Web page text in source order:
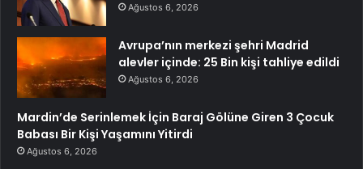
Ağustos 6, 2026
Avrupa’nın merkezi şehri Madrid
alevler içinde: 25 Bin kişi tahliye edildi
Ağustos 6, 2026
Mardin’de Serinlemek İçin Baraj Gölüne Giren 3 Çocuk
Babası Bir Kişi Yaşamını Yitirdi
Ağustos 6, 2026